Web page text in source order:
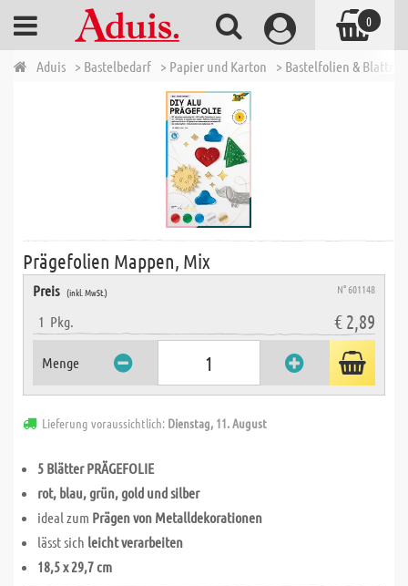
Aduis > Bastelbedarf > Papier und Karton > Bastelfolien &
Prägefolien Mappen, Mix
Preis (inkl. MwSt.) N° 601148
1 Pkg. € 2,89
Menge
Lieferung voraussichtlich: Dienstag, 11. August
5 Blätter PRÄGEFOLIE
rot, blau, grün, gold und silber
ideal zum Prägen von Metalldekorationen
lässt sich leicht verarbeiten
18,5 x 29,7 cm
0